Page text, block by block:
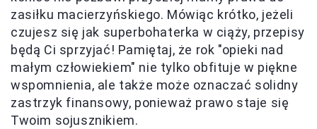
zasiłku macierzyńskiego. Mówiąc krótko, jeżeli
czujesz się jak superbohaterka w ciąży, przepisy
będą Ci sprzyjać! Pamiętaj, że rok "opieki nad
małym człowiekiem" nie tylko obfituje w piękne
wspomnienia, ale także może oznaczać solidny
zastrzyk finansowy, ponieważ prawo staje się
Twoim sojusznikiem.